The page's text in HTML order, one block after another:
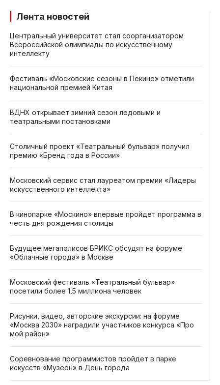
Лента новостей
Центральный университет стал соорганизатором
Всероссийской олимпиады по искусственному
интеллекту
Фестиваль «Московские сезоны в Пекине» отметили
национальной премией Китая
ВДНХ открывает зимний сезон ледовыми и
театральными постановками
Столичный проект «Театральный бульвар» получил
премию «Бренд года в России»
Московский сервис стал лауреатом премии «Лидеры
искусственного интеллекта»
В кинопарке «Москино» впервые пройдет программа в
честь дня рождения столицы
Будущее мегаполисов БРИКС обсудят на форуме
«Облачные города» в Москве
Московский фестиваль «Театральный бульвар»
посетили более 1,5 миллиона человек
Рисунки, видео, авторские экскурсии: на форуме
«Москва 2030» наградили участников конкурса «Про
мой район»
Соревнование программистов пройдет в парке
искусств «Музеон» в День города